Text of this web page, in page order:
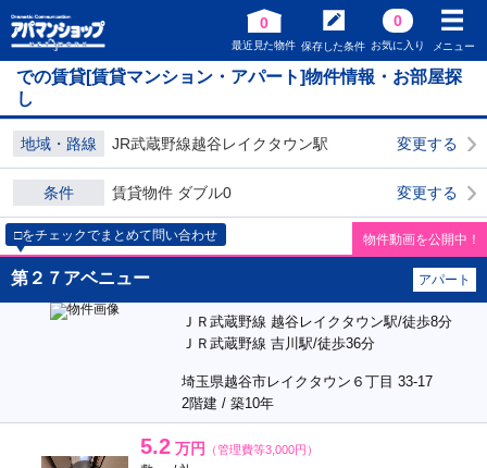
0
最近見た物件 保存した条件
0
お気に入り メニュー
での賃貸[賃貸マンション・アパート]物件情報・お部屋探
し
地域・路線 JR武蔵野線越谷レイクタウン駅 変更する
条件 賃貸物件 ダブル0 変更する
□をチェックでまとめて問い合わせ 物件動画を公開中！
第２７アベニュー アパート
ＪＲ武蔵野線 越谷レイクタウン駅/徒歩8分
ＪＲ武蔵野線 吉川駅/徒歩36分
埼玉県越谷市レイクタウン６丁目 33-17
2階建 / 築10年
5.2 万円 （管理費等3,000円）